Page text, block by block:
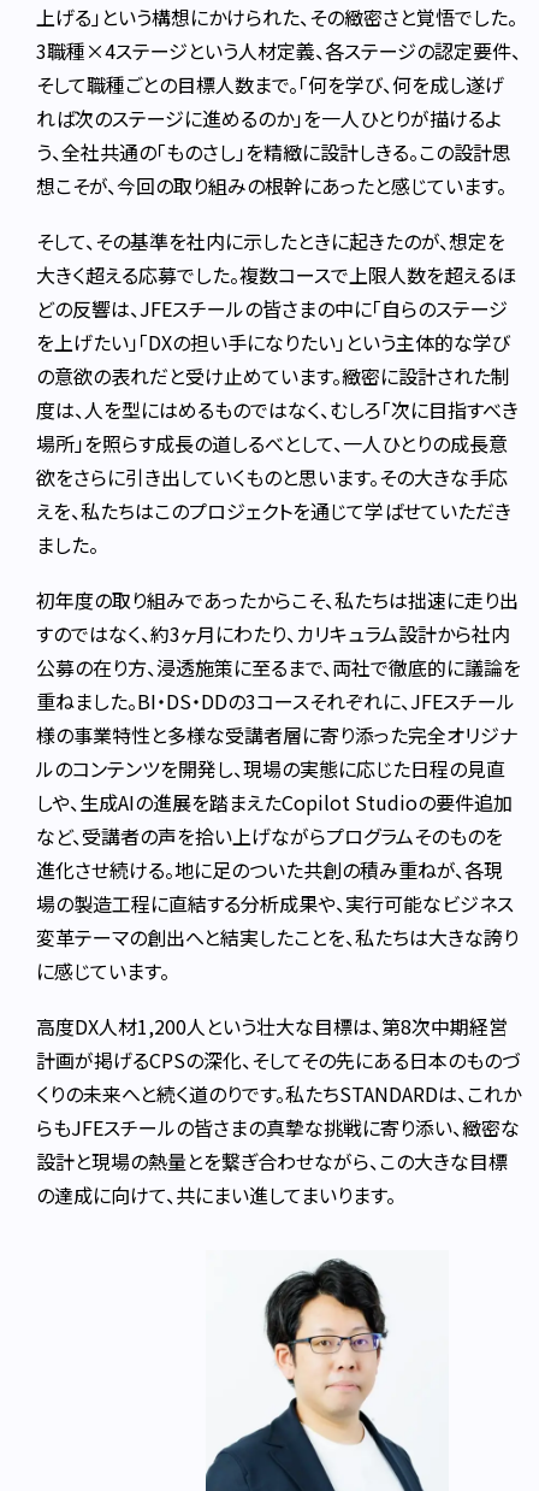
上げる」という構想にかけられた、その緻密さと覚悟でした。
3職種×4ステージという人材定義、各ステージの認定要件、
そして職種ごとの目標人数まで。「何を学び、何を成し遂げ
れば次のステージに進めるのか」を一人ひとりが描けるよ
う、全社共通の「ものさし」を精緻に設計しきる。この設計思
想こそが、今回の取り組みの根幹にあったと感じています。
そして、その基準を社内に示したときに起きたのが、想定を
大きく超える応募でした。複数コースで上限人数を超えるほ
どの反響は、JFEスチールの皆さまの中に「自らのステージ
を上げたい」「DXの担い手になりたい」という主体的な学び
の意欲の表れだと受け止めています。緻密に設計された制
度は、人を型にはめるものではなく、むしろ「次に目指すべき
場所」を照らす成長の道しるべとして、一人ひとりの成長意
欲をさらに引き出していくものと思います。その大きな手応
えを、私たちはこのプロジェクトを通じて学ばせていただき
ました。
初年度の取り組みであったからこそ、私たちは拙速に走り出
すのではなく、約3ヶ月にわたり、カリキュラム設計から社内
公募の在り方、浸透施策に至るまで、両社で徹底的に議論を
重ねました。BI・DS・DDの3コースそれぞれに、JFEスチール
様の事業特性と多様な受講者層に寄り添った完全オリジナ
ルのコンテンツを開発し、現場の実態に応じた日程の見直
しや、生成AIの進展を踏まえたCopilot Studioの要件追加
など、受講者の声を拾い上げながらプログラムそのものを
進化させ続ける。地に足のついた共創の積み重ねが、各現
場の製造工程に直結する分析成果や、実行可能なビジネス
変革テーマの創出へと結実したことを、私たちは大きな誇り
に感じています。
高度DX人材1,200人という壮大な目標は、第8次中期経営
計画が掲げるCPSの深化、そしてその先にある日本のものづ
くりの未来へと続く道のりです。私たちSTANDARDは、これか
らもJFEスチールの皆さまの真摯な挑戦に寄り添い、緻密な
設計と現場の熱量とを繋ぎ合わせながら、この大きな目標
の達成に向けて、共にまい進してまいります。